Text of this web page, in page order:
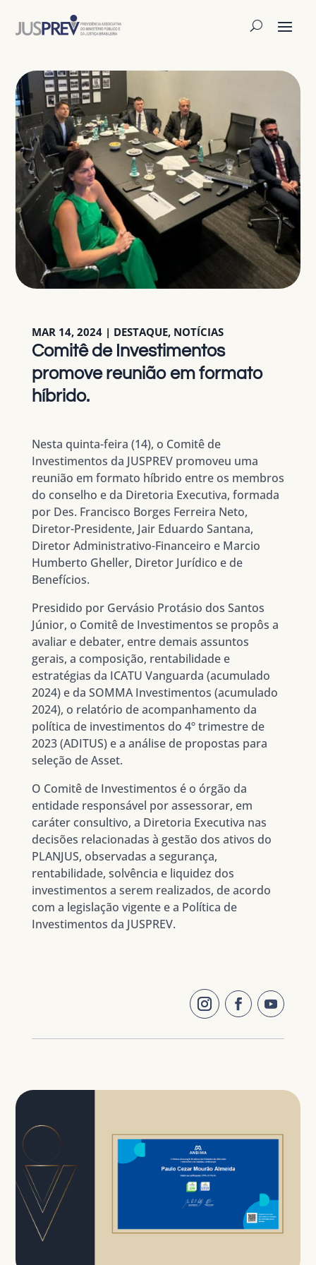
Comitê de Investimentos
promove reunião em formato
híbrido.
MAR 14, 2024| DESTAQUE, NOTÍCIAS
Nesta quinta-feira (14), o Comitê de
Investimentos da JUSPREV promoveu uma
reunião em formato híbrido entre os membros
do conselho e da Diretoria Executiva, formada
por Des. Francisco Borges Ferreira Neto,
Diretor-Presidente, Jair Eduardo Santana,
Diretor Administrativo-Financeiro e Marcio
Humberto Gheller, Diretor Jurídico e de
Benefícios.
Presidido por Gervásio Protásio dos Santos
Júnior, o Comitê de Investimentos se propôs a
avaliar e debater, entre demais assuntos
gerais, a composição, rentabilidade e
estratégias da ICATU Vanguarda (acumulado
2024) e da SOMMA Investimentos (acumulado
2024), o relatório de acompanhamento da
política de investimentos do 4º trimestre de
2023 (ADITUS) e a análise de propostas para
seleção de Asset.
O Comitê de Investimentos é o órgão da
entidade responsável por assessorar, em
caráter consultivo, a Diretoria Executiva nas
decisões relacionadas à gestão dos ativos do
PLANJUS, observadas a segurança,
rentabilidade, solvência e liquidez dos
investimentos a serem realizados, de acordo
com a legislação vigente e a Política de
Investimentos da JUSPREV.